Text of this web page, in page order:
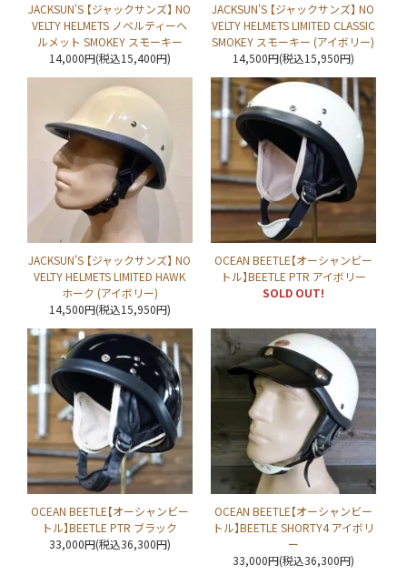
JACKSUN'S 【ジャックサンズ】 NO
VELTY HELMETS ノベルティーヘ
ルメット SMOKEY スモーキー
14,000円(税込15,400円)
JACKSUN'S 【ジャックサンズ】 NO
VELTY HELMETS LIMITED CLASSIC
SMOKEY スモーキー (アイボリー)
14,500円(税込15,950円)
JACKSUN'S 【ジャックサンズ】 NO
VELTY HELMETS LIMITED HAWK
ホーク (アイボリー)
14,500円(税込15,950円)
OCEAN BEETLE【オーシャンビー
トル】BEETLE PTR アイボリー
SOLD OUT!
OCEAN BEETLE【オーシャンビー
トル】BEETLE PTR ブラック
33,000円(税込36,300円)
OCEAN BEETLE【オーシャンビー
トル】BEETLE SHORTY4 アイボリ
ー
33,000円(税込36,300円)